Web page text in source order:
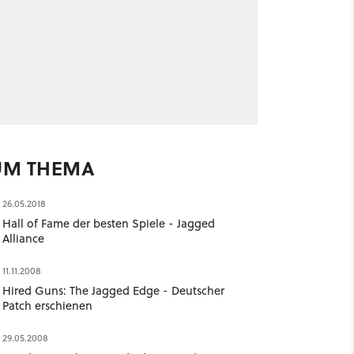
THEMA
26.05.2018
Hall of Fame der besten Spiele - Jagged
Alliance
11.11.2008
Hired Guns: The Jagged Edge - Deutscher
Patch erschienen
29.05.2008